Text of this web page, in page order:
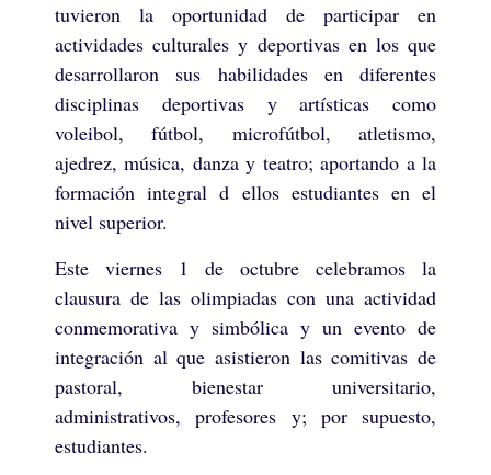
tuvieron la oportunidad de participar en
actividades culturales y deportivas en los que
desarrollaron sus habilidades en diferentes
disciplinas deportivas y artísticas como
voleibol, fútbol, microfútbol, atletismo,
ajedrez, música, danza y teatro; aportando a la
formación integral d ellos estudiantes en el
nivel superior.
Este viernes 1 de octubre celebramos la
clausura de las olimpiadas con una actividad
conmemorativa y simbólica y un evento de
integración al que asistieron las comitivas de
pastoral, bienestar universitario,
administrativos, profesores y; por supuesto,
estudiantes.